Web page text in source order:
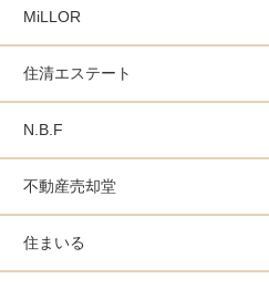
MiLLOR
住清エステート
N.B.F
不動産売却堂
住まいる